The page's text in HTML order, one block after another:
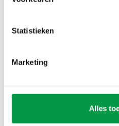
Statistieken
Marketing
Alles